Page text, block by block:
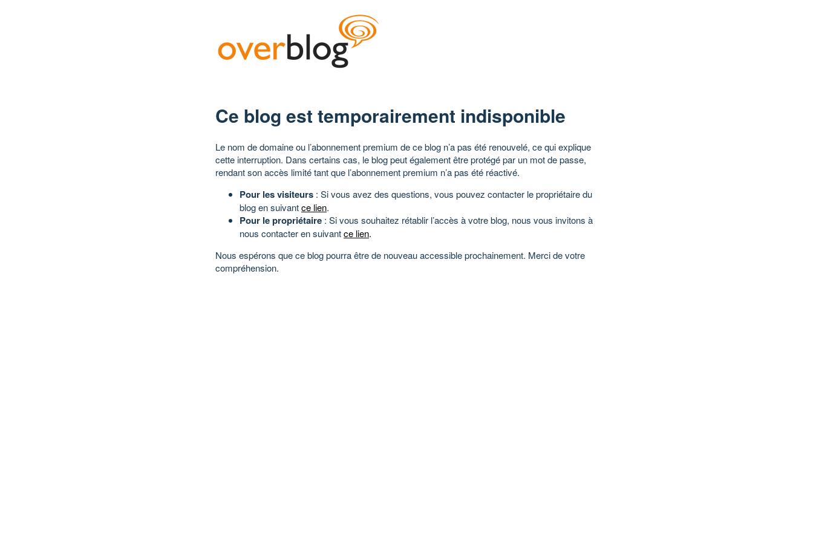
Ce blog est temporairement indisponible
Le nom de domaine ou l’abonnement premium de ce blog n’a pas été renouvelé, ce qui explique
cette interruption. Dans certains cas, le blog peut également être protégé par un mot de passe,
rendant son accès limité tant que l’abonnement premium n’a pas été réactivé.
Pour les visiteurs : Si vous avez des questions, vous pouvez contacter le propriétaire du
blog en suivantce lien.
Pour le propriétaire : Si vous souhaitez rétablir l’accès à votre blog, nous vous invitons à
nous contacter en suivantce lien.
Nous espérons que ce blog pourra être de nouveau accessible prochainement. Merci de votre
compréhension.